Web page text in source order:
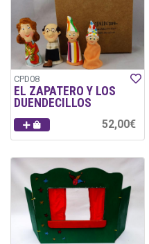
CPD08
EL ZAPATERO Y LOS
DUENDECILLOS
52,00€